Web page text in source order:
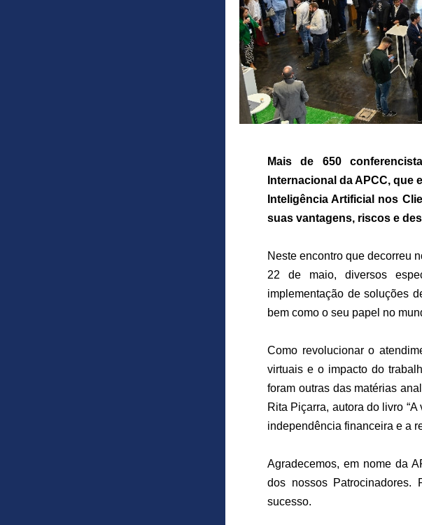
Mais de 650
Internacional da APCC,
Inteligência Artificial nos
suas vantagens, riscos e
Neste encontro que decorreu
22 de maio, diversos
implementação de soluções
bem como o seu papel no
Como revolucionar o
virtuais e o impacto do
foram outras das matérias
Rita Piçarra, autora do livro
independência financeira e a
Agradecemos, em nome da
dos nossos Patrocinadores.
sucesso.